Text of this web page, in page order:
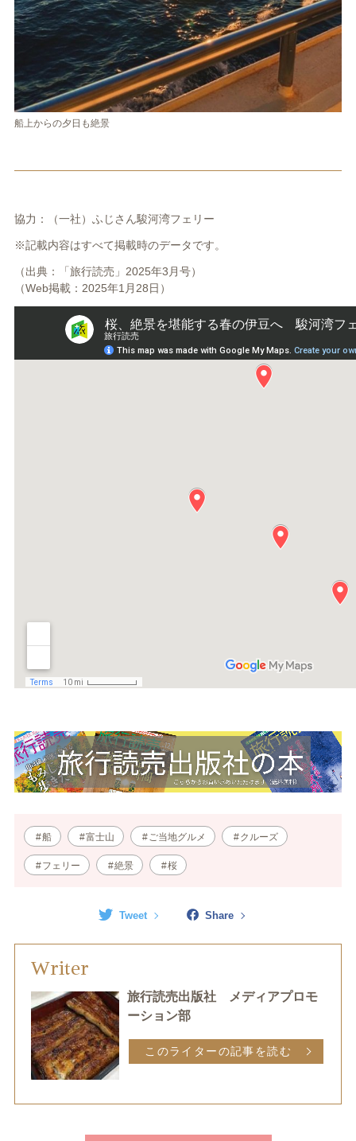
船上からの夕日も絶景
協力：（一社）ふじさん駿河湾フェリー
※記載内容はすべて掲載時のデータです。
（出典：「旅行読売」2025年3月号）
（Web掲載：2025年1月28日）
船 富士山 ご当地グルメ クルーズ
フェリー 絶景 桜
Tweet Share
Writer
旅行読売出版社 メディアプロモ
ーション部
このライターの記事を読む